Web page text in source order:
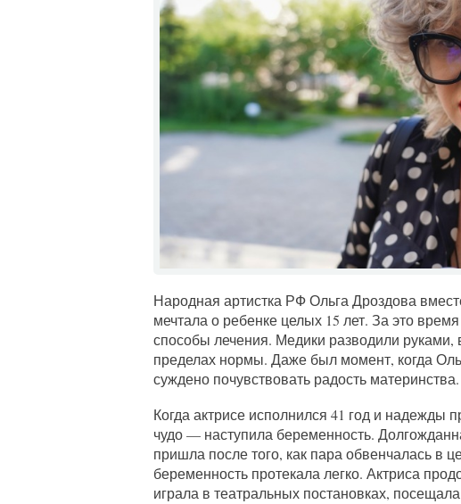
Народная артистка РФ Ольга Дроздова
мечтала о ребенке целых 15 лет. За это
способы лечения. Медики разводили руками,
пределах нормы. Даже был момент, когда
суждено почувствовать радость материнства.
Когда актрисе исполнился 41 год и надежды
чудо — наступила беременность.
пришла после того, как пара обвенчалась в
беременность протекала легко. Актриса
играла в театральных постановках,